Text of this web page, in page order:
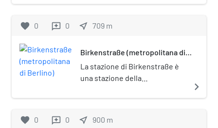
costruito negli anni trenta del XX
l’amministrazione del distretto del
divenuto sede del distretto di
Mitte.L’edificio, sito nel quartiere di
Moabit a breve distanza dal parco
sotto tutela monumentale
favorite 0 reviews 0 near_me 709 m
Birkenstraße (metropolitana di
La stazione di Birkenstraße è
una stazione della
linea U9.
navigate_next
favorite 0 reviews 0 near_me 900 m